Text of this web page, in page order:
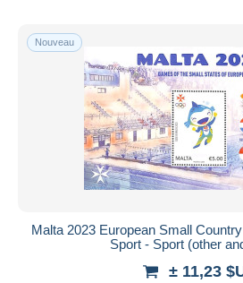
Nouveau
Malta 2023 European Small
Sport - Sport (other
± 11,23